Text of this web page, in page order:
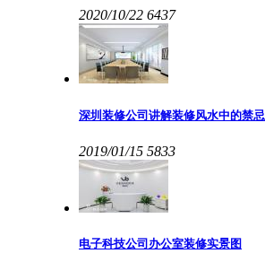
2020/10/22 6437
深圳装修公司讲解装修风水中的禁忌
2019/01/15 5833
电子科技公司办公室装修实景图